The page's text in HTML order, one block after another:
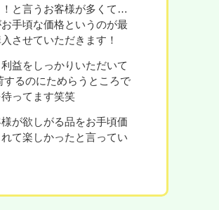
と言うお客様が多くて…
手頃な価格というのが最
させていただきます！
益をしっかりいただいて
するのにためらうところで
ってます笑笑
が欲しがる品をお手頃価
て楽しかったと言ってい